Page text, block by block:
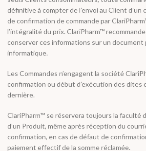
définitive à compter de l’envoi au Client
de confirmation de commande par
l’intégralité du prix. ClariPharm™
conserver ces informations sur un document
informatique.
Les Commandes n’engagent la société
confirmation ou début d’exécution des dites
dernière.
ClariPharm™ se réservera toujours la faculté
d’un Produit, même après réception du
confirmation, en cas de défaut de
paiement effectif de la somme réclamée.